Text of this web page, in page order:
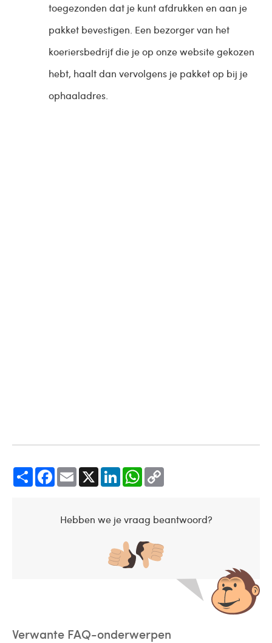
toegezonden dat je kunt afdrukken en aan je
pakket bevestigen. Een bezorger van het
koeriersbedrijf die je op onze website gekozen
hebt, haalt dan vervolgens je pakket op bij je
ophaaladres.
Share Facebook Email LinkedIn WhatsApp
Hebben we je vraag beantwoord?
Verwante FAQ-onderwerpen